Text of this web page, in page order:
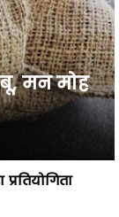
मन मोह